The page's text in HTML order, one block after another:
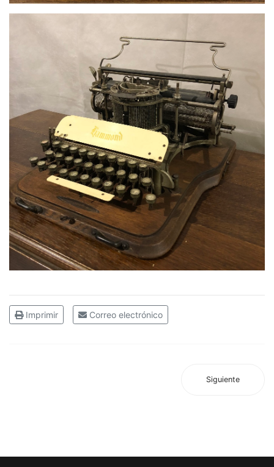
Imprimir Correo electrónico
Siguiente